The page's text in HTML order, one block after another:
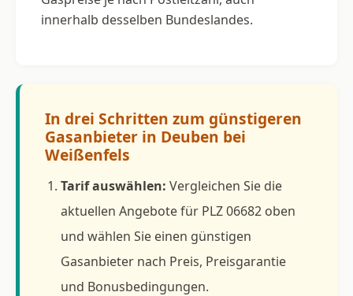
innerhalb desselben Bundeslandes.
In drei Schritten zum günstigeren
Gasanbieter in Deuben bei
Weißenfels
Tarif auswählen: Vergleichen Sie die
aktuellen Angebote für PLZ 06682 oben
und wählen Sie einen günstigen
Gasanbieter nach Preis, Preisgarantie
und Bonusbedingungen.